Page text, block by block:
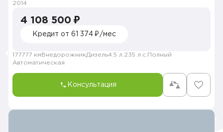
2014
4 108 500 ₽
Кредит от 61 374 ₽/мес
177777 км ВнедорожникДизель4.5 л. 235 л.с. Полный
Автоматическая
Консультация